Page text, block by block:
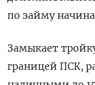
по займу
Замыкает
границей ПСК,